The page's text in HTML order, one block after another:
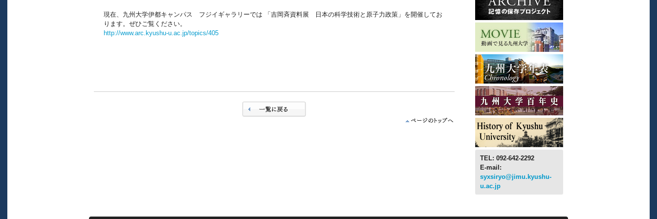
現在、九州大学伊都キャンパス フジイギャラリーでは 「吉岡斉資料展 日本の科学技術と原子力政策」を開催してお
ります。ぜひご覧ください。
http://www.arc.kyushu-u.ac.jp/topics/405
TEL: 092-642-2292
E-mail:
syxsiryo@jimu.kyushu-
u.ac.jp